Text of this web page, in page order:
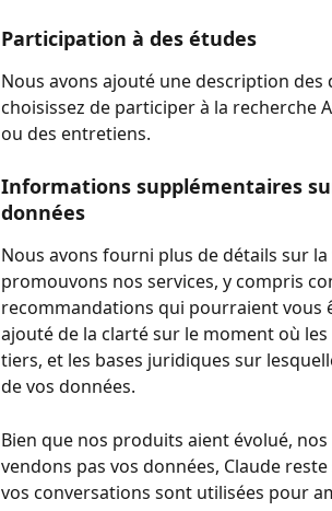
Participation à des études
Nous avons ajouté une description
choisissez de participer à la recherche
ou des entretiens.
Informations supplémentaires
données
Nous avons fourni plus de détails sur
promouvons nos services, y compris
recommandations qui pourraient vous
ajouté de la clarté sur le moment où
tiers, et les bases juridiques sur
de vos données.
Bien que nos produits aient évolué,
vendons pas vos données, Claude
vos conversations sont utilisées pour